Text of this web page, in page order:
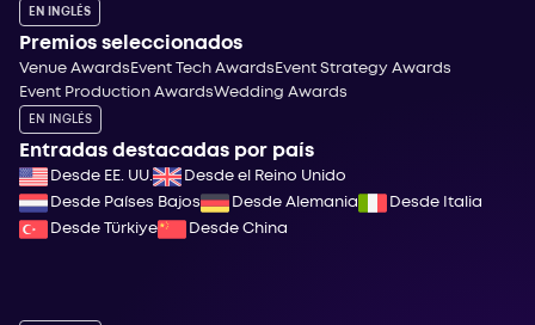
EN INGLÉS
Premios seleccionados
Venue Awards Event Tech Awards Event Strategy Awards
Event Production AwardsWedding Awards
EN INGLÉS
Entradas destacadas por país
Desde EE. UU.
Desde el Reino Unido
Desde Países Bajos
Desde Alemania
Desde Italia
Desde Türkiye
Desde China